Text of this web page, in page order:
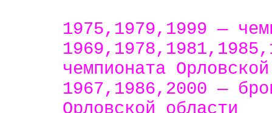
1975,1979,1999 —
чемпионата
1967,1986,2000 —